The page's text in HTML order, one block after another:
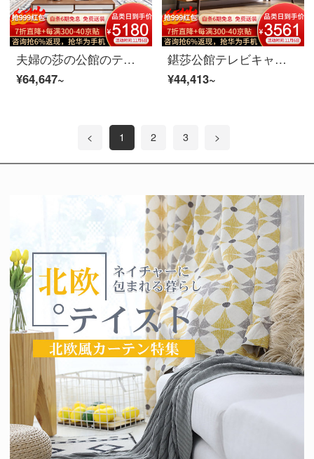
夫婦の莎の公館のテレビの箱の北欧のテレビの箱のお茶の組み合わせのスーツの近代的な客間の簡単な保管物の食器棚の家具のお茶の何+テレビの箱+小斗の箱+斗の箱の2.0 M
¥64,647~
鍖莎公館テレビキャビネット北欧実木テレビキャビネット茶何セット客間コンポジットのキャビネットの赤いオークの家具のテレビキャビネットの赤いオークの木
¥44,413~
< 1 2 3 >